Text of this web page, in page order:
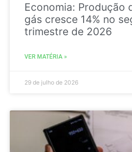
Economia: Produção
gás cresce 14% no
trimestre de 2026
VER MATÉRIA »
29 de julho de 2026